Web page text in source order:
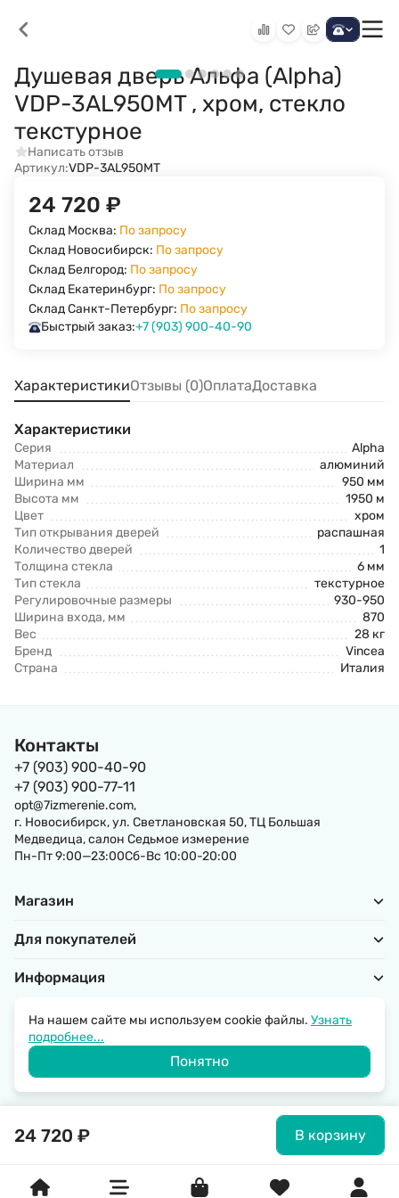
Душевая дверь Альфа (Alpha)
VDP-3AL950MT , хром, стекло
текстурное
Написать отзыв
Артикул:VDP-3AL950MT
24 720 ₽
Склад Москва: По запросу
Склад Новосибирск: По запросу
Склад Белгород: По запросу
Склад Екатеринбург: По запросу
Склад Санкт-Петербург: По запросу
Быстрый заказ:+7 (903) 900-40-90
24 720 ₽ В корзину
ХарактеристикиОтзывы (0)ОплатаДоставка
Характеристики
Серия
Alpha
Материал
алюминий
Ширина мм
950 мм
Высота мм
1950 м
Цвет
хром
Тип открывания дверей
распашная
Количество дверей
1
Толщина стекла
6 мм
Тип стекла
текстурное
Регулировочные размеры
930-950
Ширина входа, мм
870
Вес
28 кг
Бренд
Vincea
Страна
Италия
Контакты
+7 (903) 900-40-90
+7 (903) 900-77-11
opt@7izmerenie.com,
г. Новосибирск, ул. Светлановская 50, ТЦ Большая
Медведица, салон Седьмое измерение
Пн-Пт 9:00—23:00Сб-Вс 10:00-20:00
Магазин
Для покупателей
Информация
© 2026 SantechRussia.
Политика обработки персональных данных
На нашем сайте мы используем cookie файлы. Узнать
подробнее...
Понятно